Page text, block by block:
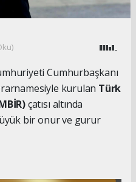
Cumhurbaşkanı
kurulan Türk
çatısı altında
bir onur ve gurur